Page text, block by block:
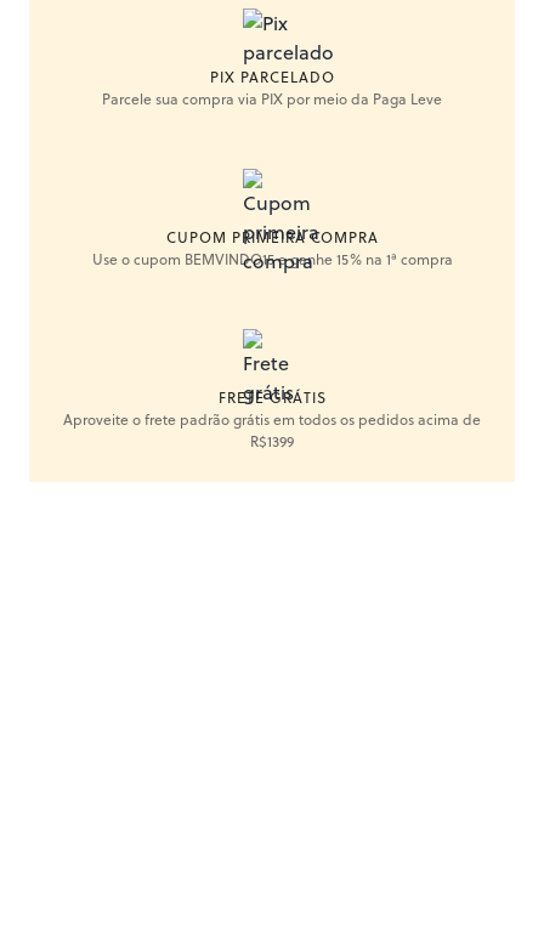
PIX PARCELADO
Parcele sua compra via PIX por meio da Paga Leve
CUPOM PRIMEIRA COMPRA
Use o cupom BEMVINDO15 e ganhe 15% na 1ª compra
FRETE GRÁTIS
Aproveite o frete padrão grátis em todos os pedidos acima de
R$1399